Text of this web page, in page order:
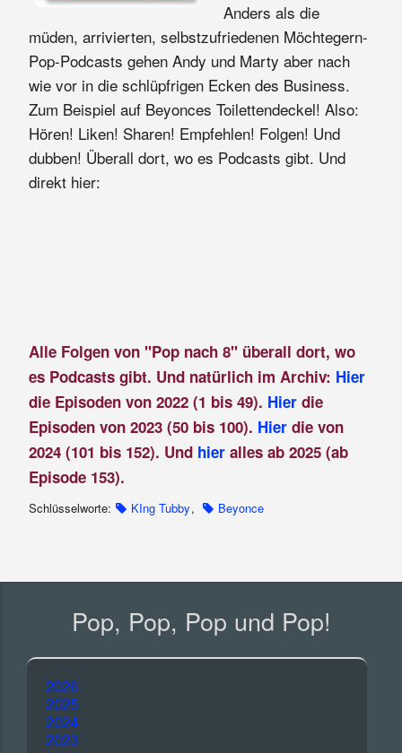
Anders als die
müden, arrivierten, selbstzufriedenen Möchtegern-
Pop-Podcasts gehen Andy und Marty aber nach
wie vor in die schlüpfrigen Ecken des Business.
Zum Beispiel auf Beyonces Toilettendeckel! Also:
Hören! Liken! Sharen! Empfehlen! Folgen! Und
dubben! Überall dort, wo es Podcasts gibt. Und
direkt hier:
Alle Folgen von "Pop nach 8" überall dort, wo
es Podcasts gibt. Und natürlich im Archiv: Hier
die Episoden von 2022 (1 bis 49). Hierdie
Episoden von 2023 (50 bis 100). Hier die von
2024 (101 bis 152). Und hier alles ab 2025 (ab
Episode 153).
Schlüsselworte: KIng Tubby, Beyonce
Pop, Pop, Pop und Pop!
2026
2025
2024
2023